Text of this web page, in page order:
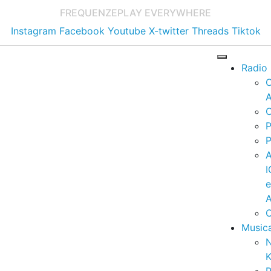
FREQUENZEPLAY EVERYWHERE
Instagram Facebook Youtube X-twitter Threads Tiktok
Radio
e